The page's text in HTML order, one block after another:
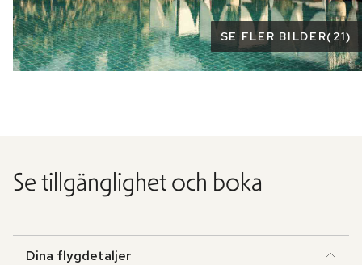
SE FLER BILDER(21)
Se tillgänglighet och boka
Dina flygdetaljer